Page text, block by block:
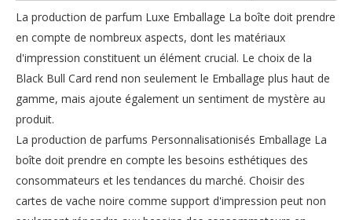
La production de parfum Luxe Emballage La boîte doit prendre
en compte de nombreux aspects, dont les matériaux
d'impression constituent un élément crucial. Le choix de la
Black Bull Card rend non seulement le Emballage plus haut de
gamme, mais ajoute également un sentiment de mystère au
produit.
La production de parfums Personnalisationisés Emballage La
boîte doit prendre en compte les besoins esthétiques des
consommateurs et les tendances du marché. Choisir des
cartes de vache noire comme support d'impression peut non